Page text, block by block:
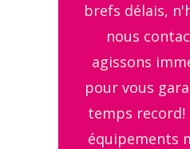
brefs délais,
nous
agissons
pour vous
temps record!
équipements